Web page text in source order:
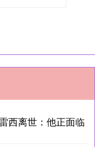
西离世：他正面临